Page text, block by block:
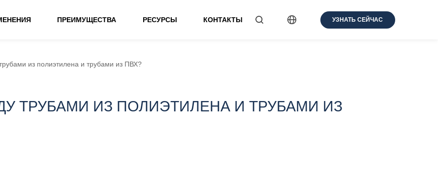
ПРЕИМУЩЕСТВА РЕСУРСЫ КОНТАКТЫ УЗНАТЬ СЕЙЧАС
из полиэтилена и трубами из ПВХ?
ТРУБАМИ ИЗ ПОЛИЭТИЛЕНА И ТРУБАМИ ИЗ